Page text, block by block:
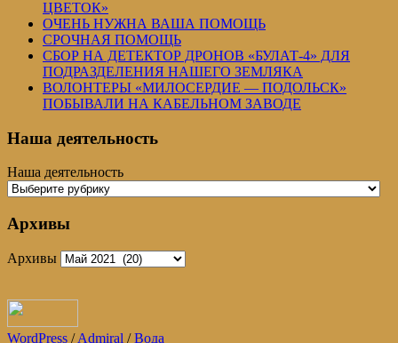
ЦВЕТОК»
ОЧЕНЬ НУЖНА ВАША ПОМОЩЬ
СРОЧНАЯ ПОМОЩЬ
СБОР НА ДЕТЕКТОР ДРОНОВ «БУЛАТ-4» ДЛЯ
ПОДРАЗДЕЛЕНИЯ НАШЕГО ЗЕМЛЯКА
ВОЛОНТЕРЫ «МИЛОСЕРДИЕ — ПОДОЛЬСК»
ПОБЫВАЛИ НА КАБЕЛЬНОМ ЗАВОДЕ
Наша деятельность
Наша деятельность
Архивы
Архивы
WordPress /Admiral /Вода